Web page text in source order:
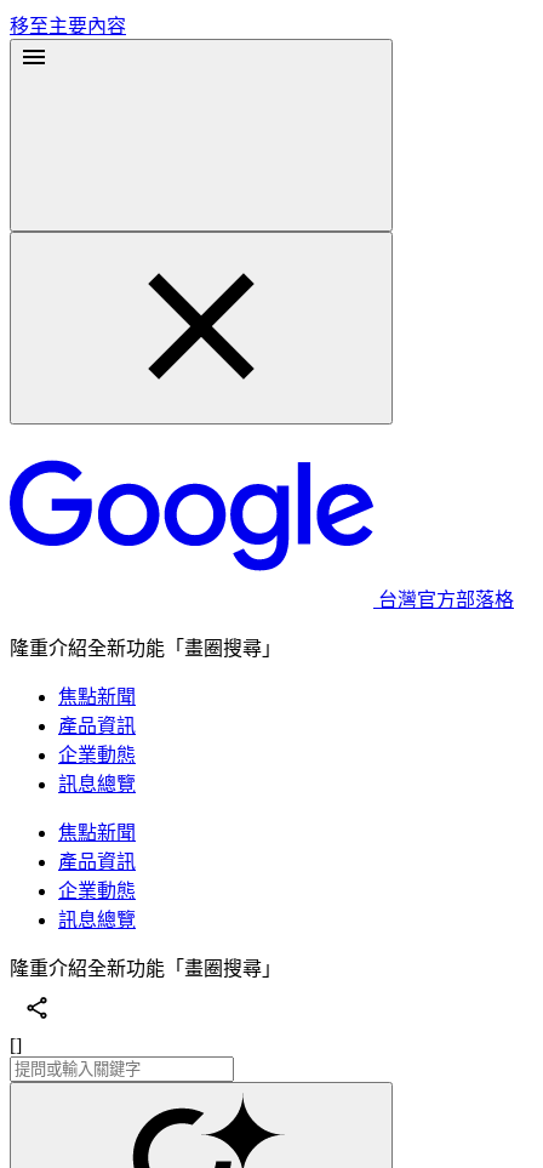
移至主要內容
台灣官方部落格
隆重介紹全新功能「畫圈搜尋」
焦點新聞
產品資訊
企業動態
訊息總覽
焦點新聞
產品資訊
企業動態
訊息總覽
隆重介紹全新功能「畫圈搜尋」
[]